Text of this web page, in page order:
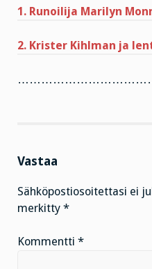
1. Runoilija Marilyn
2. Krister Kihlman ja
Vastaa
Sähköpostiosoitettasi ei
merkitty *
Kommentti *